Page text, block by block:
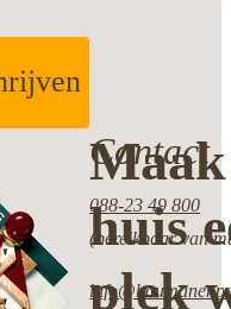
huis
plek
Contact
088-23 49 800
(bereikbaar van